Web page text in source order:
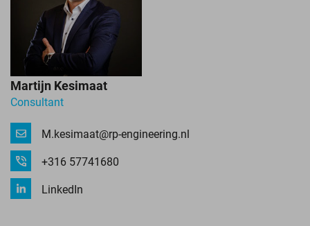
Martijn Kesimaat
Consultant
M.kesimaat@rp-engineering.nl
+316 57741680
LinkedIn